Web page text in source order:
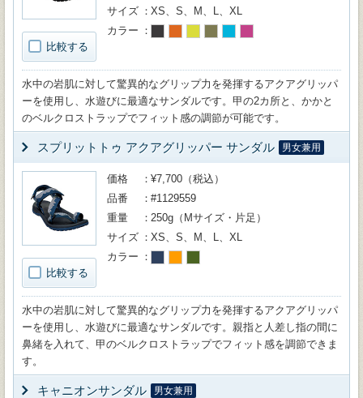
比較する
サイズ
XS、S、M、L、XL
カラー
水中の岩肌に対して驚異的なグリップ力を発揮するアクアグリッパ
ーを使用し、水遊びに最適なサンダルです。甲の2カ所と、かかと
のベルクロストラップでフィット感の調節が可能です。
スプリットトゥ アクアグリッパー サンダル 男女兼用
比較する
価格
¥7,700（税込）
品番
#1129559
重量
250g（Mサイズ・片足）
サイズ
XS、S、M、L、XL
カラー
水中の岩肌に対して驚異的なグリップ力を発揮するアクアグリッパ
ーを使用し、水遊びに最適なサンダルです。親指と人差し指の間に
鼻緒を入れて、甲のベルクロストラップでフィット感を調節できま
す。
キャニオンサンダル 男女兼用